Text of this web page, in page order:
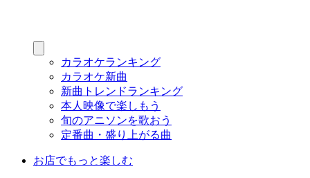
カラオケランキング
カラオケ新曲
新曲トレンドランキング
本人映像で楽しもう
旬のアニソンを歌おう
定番曲・盛り上がる曲
お店でもっと楽しむ